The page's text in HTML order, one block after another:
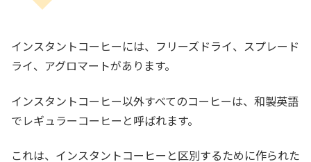
インスタントコーヒーには、フリーズドライ、スプレード
ライ、アグロマートがあります。
インスタントコーヒー以外すべてのコーヒーは、和製英語
でレギュラーコーヒーと呼ばれます。
これは、インスタントコーヒーと区別するために作られた